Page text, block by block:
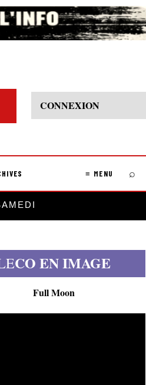
CONNEXION
≡ MENU ⌕
CO EN IMAGE
Full Moon